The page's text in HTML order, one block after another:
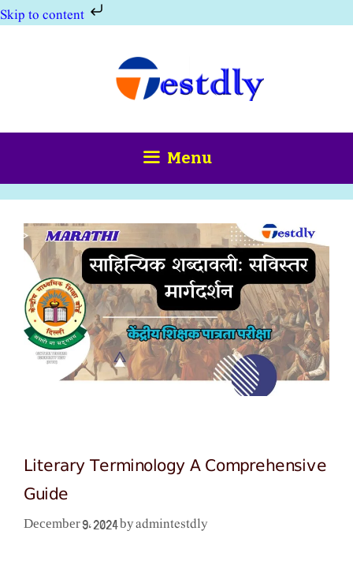
Skip to content
Menu
Literary Terminology A Comprehensive
Guide
December 9, 2024 byadmintestdly